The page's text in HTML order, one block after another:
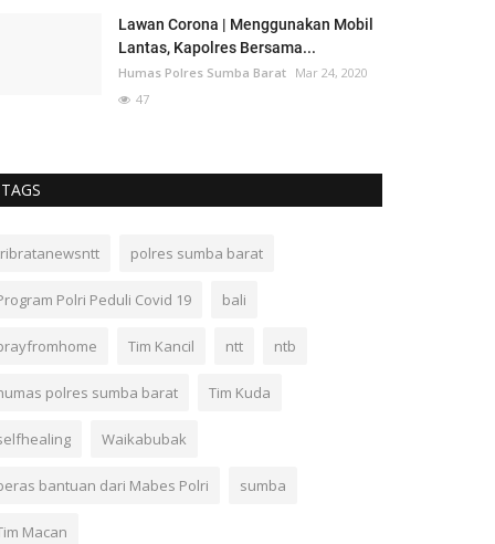
Lawan Corona | Menggunakan Mobil
Lantas, Kapolres Bersama...
Humas Polres Sumba Barat Mar 24, 2020
47
TAGS
polres sumba barat
Polri Peduli Covid 19 bali
Tim Kancil ntt ntb
polres sumba barat Tim Kuda
Waikabubak
bantuan dari Mabes Polri sumba
Macan